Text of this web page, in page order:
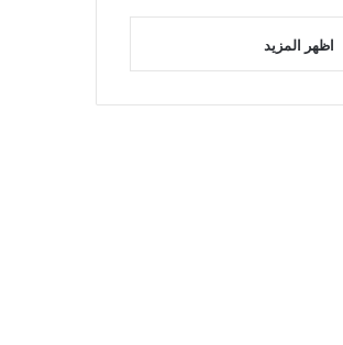
اظهر المزيد